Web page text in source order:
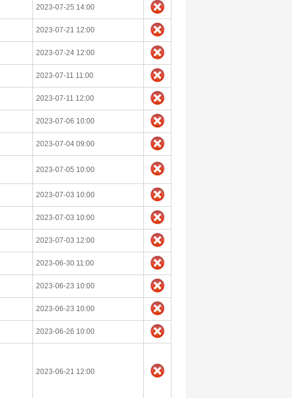
2023-07-25 14:00
2023-07-21 12:00
2023-07-24 12:00
2023-07-11 11:00
2023-07-11 12:00
2023-07-06 10:00
2023-07-04 09:00
2023-07-05 10:00
2023-07-03 10:00
2023-07-03 10:00
2023-07-03 12:00
2023-06-30 11:00
2023-06-23 10:00
2023-06-23 10:00
2023-06-26 10:00
2023-06-21 12:00